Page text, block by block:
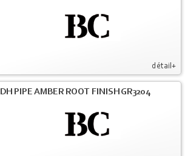
détail+
DH PIPE AMBER ROOT FINISH GR3204